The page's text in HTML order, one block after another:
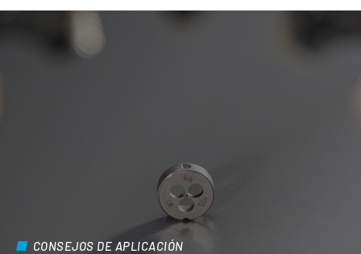
CONSEJOS DE APLICACIÓN